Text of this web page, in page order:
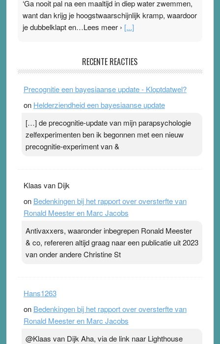
‘Ga nooit pal na een maaltijd in diep water zwemmen,
want dan krijg je hoogstwaarschijnlijk kramp, waardoor
je dubbelklapt en…Lees meer › [...]
Ward van Beek
topsporters. Ze hopen ermee hun hartslag te verlagen
terwijl ze meer zuurstof opnemen. Daarop heeft zo’n
ademen’ kan goud waard zijn. Door…Lees meer
Pleisterplakkers in de topspsort ›[...]
RECENTE REACTIES
Precognitie een bayesiaanse update - Kloptdatwel?
on Helderziendheid een bayesiaanse update
[…] de precognitie-update van mijn parapsychologie
zelfexperimenten ben ik begonnen met een nieuw
precognitie-experiment van &
Klaas van Dijk
on Bedenkingen bij het rapport over oversterfte van
Ronald Meester en Marc Jacobs
Antivaxxers, waaronder inbegrepen Ronald Meester
& co, refereren altijd graag naar een publicatie uit 2023
van onder andere Christine St
Hans1263
on Bedenkingen bij het rapport over oversterfte van
Ronald Meester en Marc Jacobs
@Klaas van Dijk Aha, via de link naar Lighthouse